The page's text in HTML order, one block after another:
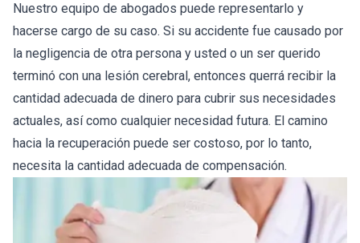
Nuestro equipo de abogados puede representarlo y
hacerse cargo de su caso. Si su accidente fue causado por
la negligencia de otra persona y usted o un ser querido
terminó con una lesión cerebral, entonces querrá recibir la
cantidad adecuada de dinero para cubrir sus necesidades
actuales, así como cualquier necesidad futura. El camino
hacia la recuperación puede ser costoso, por lo tanto,
necesita la cantidad adecuada de compensación.